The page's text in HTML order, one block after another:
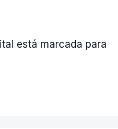
está marcada para